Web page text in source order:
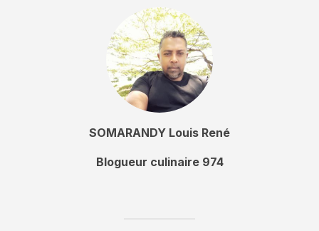
SOMARANDY Louis René
Blogueur culinaire 974